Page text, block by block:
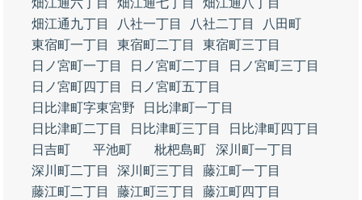
畑江通六丁目
畑江通七丁目
畑江通八丁目
畑江通九丁目
八社一丁目 八社二丁目
八田町
東宿町一丁目
東宿町二丁目
東宿町三丁目
日ノ宮町一丁目
日ノ宮町二丁目
日ノ宮町三丁目
日ノ宮町四丁目
日ノ宮町五丁目
日比津町字東宮野
日比津町一丁目
日比津町二丁目
日比津町三丁目
日比津町四丁目
日吉町
平池町 枇杷島町
深川町一丁目
深川町二丁目
深川町三丁目
藤江町一丁目
藤江町二丁目
藤江町三丁目
藤江町四丁目